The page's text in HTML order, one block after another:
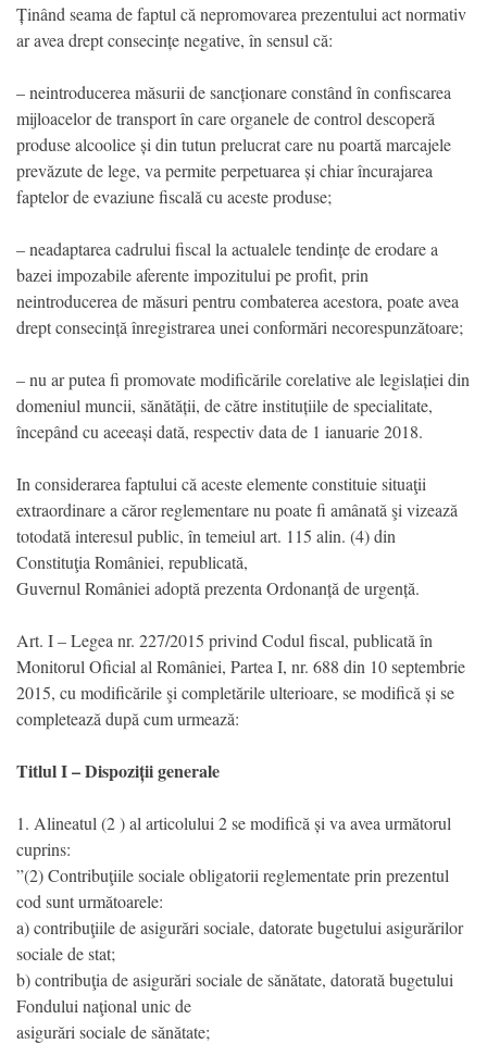
Ținând seama de faptul că nepromovarea prezentului act normativ
ar avea drept consecințe negative, în sensul că:
– neintroducerea măsurii de sancționare constând în confiscarea
mijloacelor de transport în care organele de control descoperă
produse alcoolice și din tutun prelucrat care nu poartă marcajele
prevăzute de lege, va permite perpetuarea și chiar încurajarea
faptelor de evaziune fiscală cu aceste produse;
– neadaptarea cadrului fiscal la actualele tendințe de erodare a
bazei impozabile aferente impozitului pe profit, prin
neintroducerea de măsuri pentru combaterea acestora, poate avea
drept consecință înregistrarea unei conformări necorespunzătoare;
– nu ar putea fi promovate modificările corelative ale legislației din
domeniul muncii, sănătății, de către instituțiile de specialitate,
începând cu aceeași dată, respectiv data de 1 ianuarie 2018.
In considerarea faptului că aceste elemente constituie situaţii
extraordinare a căror reglementare nu poate fi amânată şi vizează
totodată interesul public, în temeiul art. 115 alin. (4) din
Constituţia României, republicată,
Guvernul României adoptă prezenta Ordonanță de urgență.
Art. I – Legea nr. 227/2015 privind Codul fiscal, publicată în
Monitorul Oficial al României, Partea I, nr. 688 din 10 septembrie
2015, cu modificările şi completările ulterioare, se modifică și se
completează după cum urmează:
Titlul I – Dispoziții generale
1. Alineatul (2 ) al articolului 2 se modifică și va avea următorul
cuprins:
”(2) Contribuţiile sociale obligatorii reglementate prin prezentul
cod sunt următoarele:
a) contribuţiile de asigurări sociale, datorate bugetului asigurărilor
sociale de stat;
b) contribuţia de asigurări sociale de sănătate, datorată bugetului
Fondului naţional unic de
asigurări sociale de sănătate;